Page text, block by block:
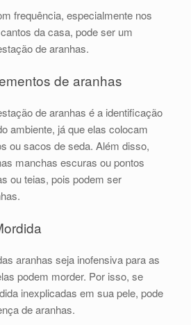
frequência, especialmente nos
da casa, pode ser um
de aranhas.
de aranhas
de aranhas é a identificação
ambiente, já que elas colocam
ou sacos de seda. Além disso,
manchas escuras ou pontos
ou teias, pois podem ser
aranhas seja inofensiva para as
podem morder. Por isso, se
inexplicadas em sua pele, pode
de aranhas.